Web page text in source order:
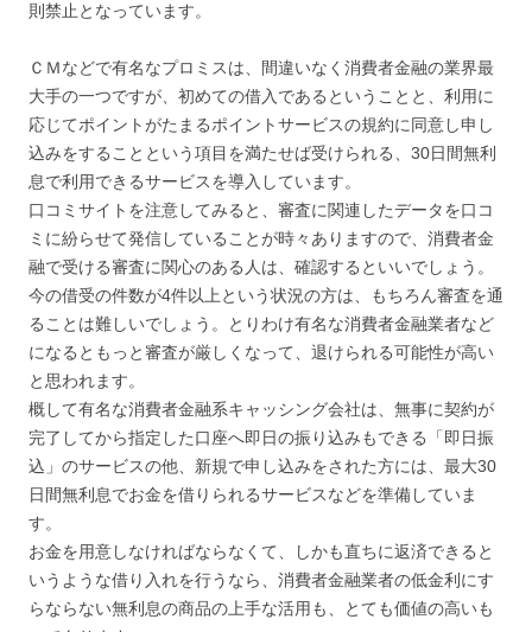
則禁止となっています。
ＣＭなどで有名なプロミスは、間違いなく消費者金融の業界最
大手の一つですが、初めての借入であるということと、利用に
応じてポイントがたまるポイントサービスの規約に同意し申し
込みをすることという項目を満たせば受けられる、30日間無利
息で利用できるサービスを導入しています。
口コミサイトを注意してみると、審査に関連したデータを口コ
ミに紛らせて発信していることが時々ありますので、消費者金
融で受ける審査に関心のある人は、確認するといいでしょう。
今の借受の件数が4件以上という状況の方は、もちろん審査を通
ることは難しいでしょう。とりわけ有名な消費者金融業者など
になるともっと審査が厳しくなって、退けられる可能性が高い
と思われます。
概して有名な消費者金融系キャッシング会社は、無事に契約が
完了してから指定した口座へ即日の振り込みもできる「即日振
込」のサービスの他、新規で申し込みをされた方には、最大30
日間無利息でお金を借りられるサービスなどを準備していま
す。
お金を用意しなければならなくて、しかも直ちに返済できると
いうような借り入れを行うなら、消費者金融業者の低金利にす
らならない無利息の商品の上手な活用も、とても価値の高いも